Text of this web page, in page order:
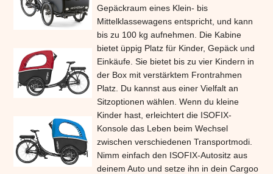
Gepäckraum eines Klein- bis
Mittelklassewagens entspricht, und kann
bis zu 100 kg aufnehmen. Die Kabine
bietet üppig Platz für Kinder, Gepäck und
Einkäufe. Sie bietet bis zu vier Kindern in
der Box mit verstärktem Frontrahmen
Platz. Du kannst aus einer Vielfalt an
Sitzoptionen wählen. Wenn du kleine
Kinder hast, erleichtert die ISOFIX-
Konsole das Leben beim Wechsel
zwischen verschiedenen Transportmodi.
Nimm einfach den ISOFIX-Autositz aus
deinem Auto und setze ihn in dein Cargoo